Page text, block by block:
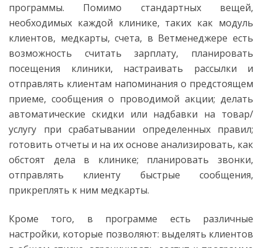
программы. Помимо стандартных вещей,
необходимых каждой клинике, таких как модуль
клиентов, медкарты, счета, в Ветменеджере есть
возможность считать зарплату, планировать
посещения клиники, настраивать рассылки и
отправлять клиентам напоминания о предстоящем
приеме, сообщения о проводимой акции; делать
автоматические скидки или надбавки на товар/
услугу при срабатывании определенных правил;
готовить отчеты и на их основе анализировать, как
обстоят дела в клинике; планировать звонки,
отправлять клиенту быстрые сообщения,
прикреплять к ним медкарты.
Кроме того, в программе есть различные
настройки, которые позволяют: выделять клиентов